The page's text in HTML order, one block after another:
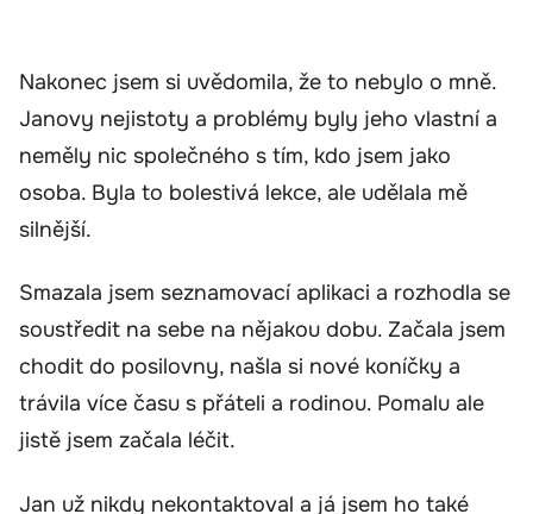
Nakonec jsem si uvědomila, že to nebylo o mně.
Janovy nejistoty a problémy byly jeho vlastní a
neměly nic společného s tím, kdo jsem jako
osoba. Byla to bolestivá lekce, ale udělala mě
silnější.
Smazala jsem seznamovací aplikaci a rozhodla se
soustředit na sebe na nějakou dobu. Začala jsem
chodit do posilovny, našla si nové koníčky a
trávila více času s přáteli a rodinou. Pomalu ale
jistě jsem začala léčit.
Jan už nikdy nekontaktoval a já jsem ho také